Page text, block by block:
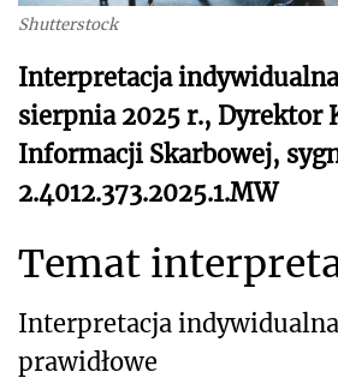
Shutterstock
Interpretacja
sierpnia 2025 r., Dyrektor
Informacji Skarbowej,
2.4012.373.2025.1.MW
Temat
Interpretacja
prawidłowe